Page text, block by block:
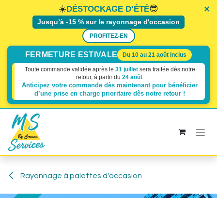
×
☀️DÉSTOCKAGE D’ÉTÉ😎
Jusqu’à -15 % sur le rayonnage d'occasion
PROFITEZ-EN
FERMETURE ESTIVALE Du 10 au 21 août inclus
Toute commande validée après le 31 juilletsera traitée dès notre
retour, à partir du 24 août.
Anticipez votre commande dès maintenant pour bénéficier
d’une prise en charge prioritaire dès notre retour !
Se rendre au contenu
Rayonnage à palettes d'occasion
×
×